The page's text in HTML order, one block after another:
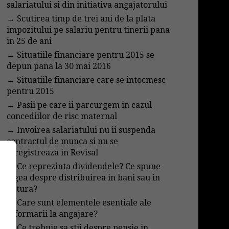
salariatului si din initiativa angajatorului
→ Scutirea timp de trei ani de la plata
impozitului pe salariu pentru tinerii pana
in 25 de ani
→ Situatiile financiare pentru 2015 se
depun pana la 30 mai 2016
→ Situatiile financiare care se intocmesc
pentru 2015
→Pasii pe care ii parcurgem in cazul
concediilor de risc maternal
→Invoirea salariatului nu ii suspenda
contractul de munca si nu se
inregistreaza in Revisal
Ce reprezinta dividendele? Ce spune
legea despre distribuirea in bani sau in
natura?
Care sunt elementele esentiale ale
informarii la angajare?